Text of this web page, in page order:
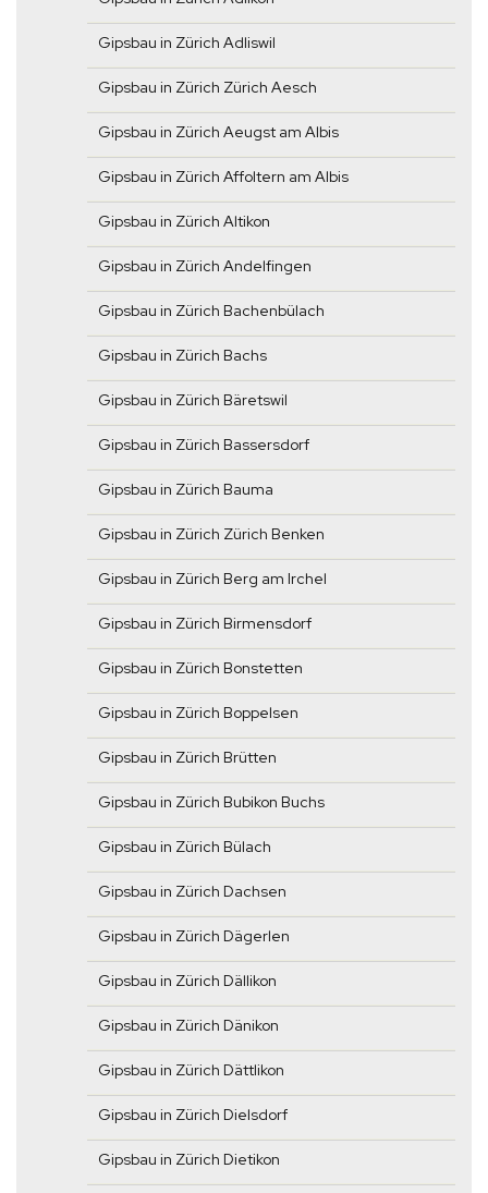
Gipsbau in Zürich Adliswil
Gipsbau in Zürich Zürich Aesch
Gipsbau in Zürich Aeugst am Albis
Gipsbau in Zürich Affoltern am Albis
Gipsbau in Zürich Altikon
Gipsbau in Zürich Andelfingen
Gipsbau in Zürich Bachenbülach
Gipsbau in Zürich Bachs
Gipsbau in Zürich Bäretswil
Gipsbau in Zürich Bassersdorf
Gipsbau in Zürich Bauma
Gipsbau in Zürich Zürich Benken
Gipsbau in Zürich Berg am Irchel
Gipsbau in Zürich Birmensdorf
Gipsbau in Zürich Bonstetten
Gipsbau in Zürich Boppelsen
Gipsbau in Zürich Brütten
Gipsbau in Zürich Bubikon Buchs
Gipsbau in Zürich Bülach
Gipsbau in Zürich Dachsen
Gipsbau in Zürich Dägerlen
Gipsbau in Zürich Dällikon
Gipsbau in Zürich Dänikon
Gipsbau in Zürich Dättlikon
Gipsbau in Zürich Dielsdorf
Gipsbau in Zürich Dietikon